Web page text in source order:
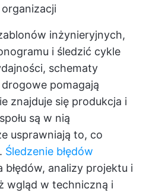
organizacji
inżynieryjnych,
i śledzić cykle
schematy
pomagają
znajduje się produkcja i
są w nią
usprawniają to, co
Śledzenie błędów
błędów, analizy projektu i
wgląd w techniczną i